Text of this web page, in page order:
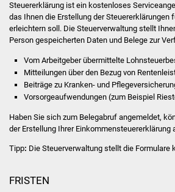
Steuererklärung ist ein kostenloses
das Ihnen die Erstellung der Steuererklärungen
erleichtern soll. Die Steuerverwaltung stellt
Person gespeicherten Daten und Belege zur
Vom Arbeitgeber übermittelte
Mitteilungen über den Bezug von
Beiträge zu Kranken- und
Vorsorgeaufwendungen (zum Beispiel
Haben Sie sich zum Belegabruf angemeldet,
der Erstellung Ihrer Einkommensteuererklärung
Tipp: Die Steuerverwaltung stellt die Formulare
FRISTEN